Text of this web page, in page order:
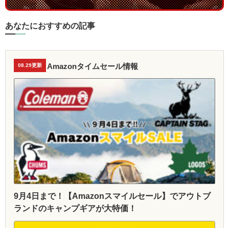
あなたにおすすめの記事
08.29更新 Amazonタイムセール情報
9月4日まで！【Amazonスマイルセール】でアウトブ
ランドのキャンプギアが大特価！